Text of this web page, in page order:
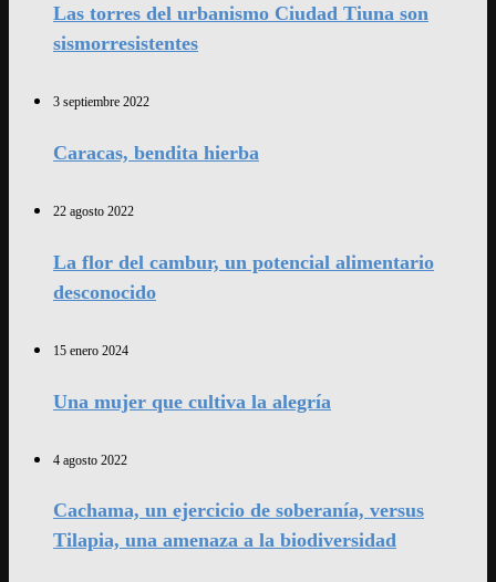
Las torres del urbanismo Ciudad Tiuna son
sismorresistentes
3 septiembre 2022
Caracas, bendita hierba
22 agosto 2022
La flor del cambur, un potencial alimentario
desconocido
15 enero 2024
Una mujer que cultiva la alegría
4 agosto 2022
Cachama, un ejercicio de soberanía, versus
Tilapia, una amenaza a la biodiversidad